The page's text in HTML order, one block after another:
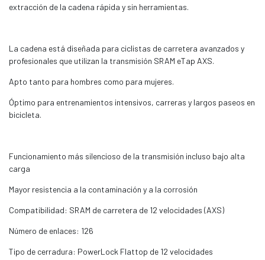
extracción de la cadena rápida y sin herramientas.
La cadena está diseñada para ciclistas de carretera avanzados y
profesionales que utilizan la transmisión SRAM eTap AXS.
Apto tanto para hombres como para mujeres.
Óptimo para entrenamientos intensivos, carreras y largos paseos en
bicicleta.
Funcionamiento más silencioso de la transmisión incluso bajo alta
carga
Mayor resistencia a la contaminación y a la corrosión
Compatibilidad: SRAM de carretera de 12 velocidades (AXS)
Número de enlaces: 126
Tipo de cerradura: PowerLock Flattop de 12 velocidades